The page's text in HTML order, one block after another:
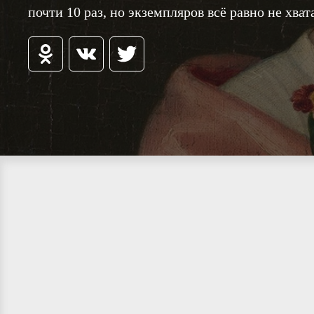
почти 10 раз, но экземпляров всё равно не